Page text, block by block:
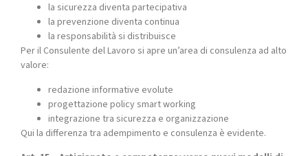
la sicurezza diventa partecipativa
la prevenzione diventa continua
la responsabilità si distribuisce
Per il Consulente del Lavoro si apre un’area di consulenza ad alto
valore:
redazione informative evolute
progettazione policy smart working
integrazione tra sicurezza e organizzazione
Qui la differenza tra adempimento e consulenza è evidente.